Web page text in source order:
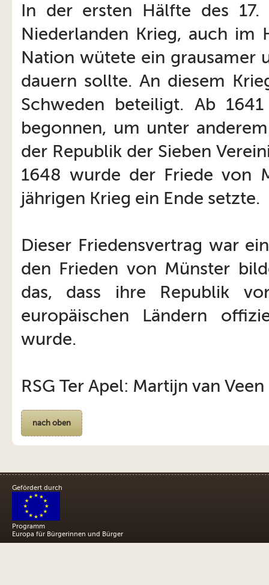
In der ersten Hälfte des
Niederlanden Krieg, auch im
Nation wütete ein grausamer
dauern sollte. An diesem
Schweden beteiligt. Ab
begonnen, um unter
der Republik der Sieben
1648 wurde der Friede von
jährigen Krieg ein Ende setzte.
Dieser Friedensvertrag war
den Frieden von Münster
das, dass ihre Republik
europäischen Ländern
wurde.
RSG Ter Apel: Martijn van Veen
nach oben
Gefördert durch
Programm
Europa für Bürgerinnen und Bürger